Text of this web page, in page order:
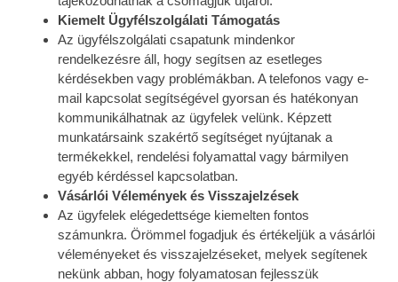
Kiemelt Ügyfélszolgálati Támogatás
Az ügyfélszolgálati csapatunk mindenkor
rendelkezésre áll, hogy segítsen az esetleges
kérdésekben vagy problémákban. A telefonos vagy e-
mail kapcsolat segítségével gyorsan és hatékonyan
kommunikálhatnak az ügyfelek velünk. Képzett
munkatársaink szakértő segítséget nyújtanak a
termékekkel, rendelési folyamattal vagy bármilyen
egyéb kérdéssel kapcsolatban.
Vásárlói Vélemények és Visszajelzések
Az ügyfelek elégedettsége kiemelten fontos
számunkra. Örömmel fogadjuk és értékeljük a vásárlói
véleményeket és visszajelzéseket, melyek segítenek
nekünk abban, hogy folyamatosan fejlesszük